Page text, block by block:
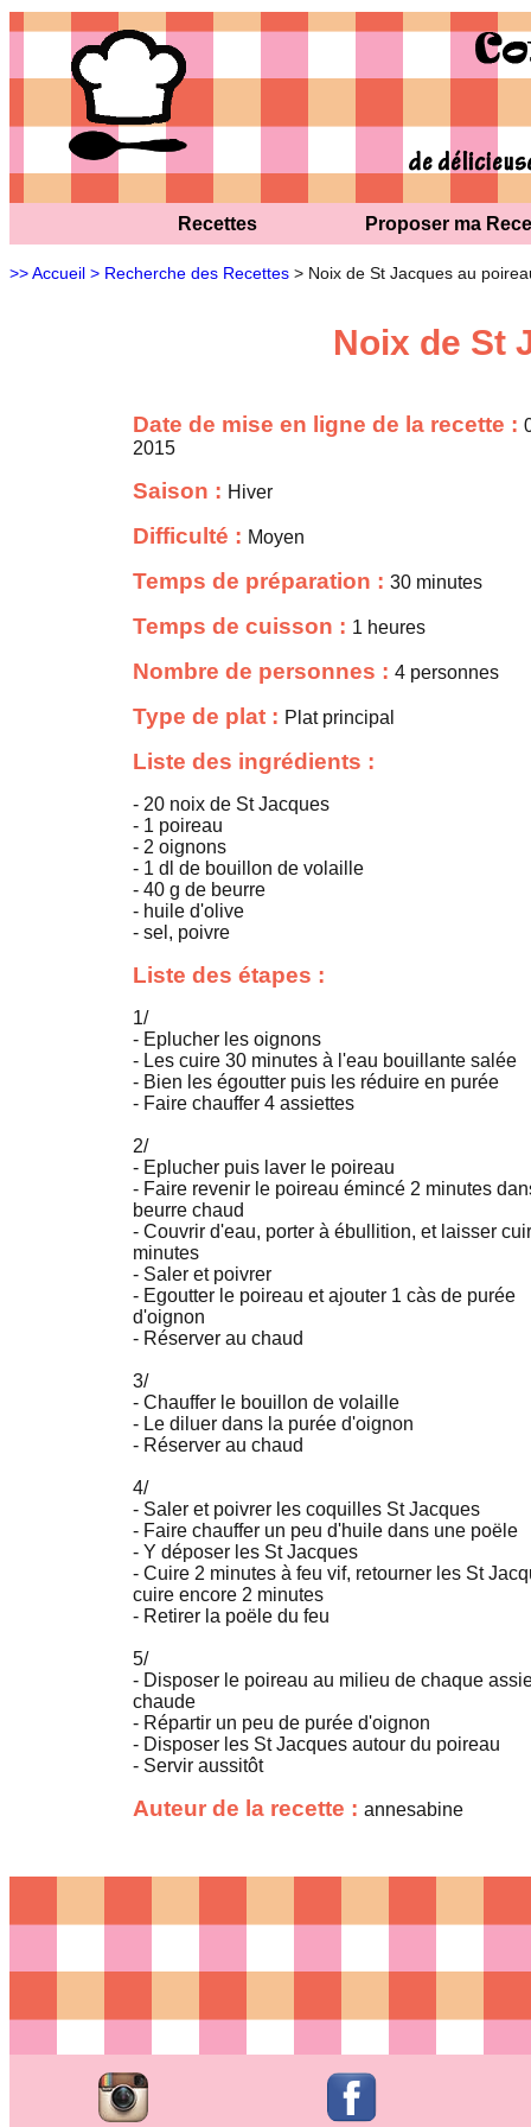
Recettes Proposer ma
>> Accueil > Recherche des Recettes > Noix de St Jacques au
Noix de St
Date de mise en ligne de la recette :
2015
Saison : Hiver
Difficulté : Moyen
Temps de préparation : 30 minutes
Temps de cuisson : 1 heures
Nombre de personnes : 4 personnes
Type de plat : Plat principal
Liste des ingrédients :
- 20 noix de St Jacques
- 1 poireau
- 2 oignons
- 1 dl de bouillon de volaille
- 40 g de beurre
- huile d'olive
- sel, poivre
Liste des étapes :
1/
- Eplucher les oignons
- Les cuire 30 minutes à l'eau bouillante salée
- Bien les égoutter puis les réduire en purée
- Faire chauffer 4 assiettes
2/
- Eplucher puis laver le poireau
- Faire revenir le poireau émincé 2 minutes
beurre chaud
- Couvrir d'eau, porter à ébullition, et laisser
minutes
- Saler et poivrer
- Egoutter le poireau et ajouter 1 càs de purée
d'oignon
- Réserver au chaud
3/
- Chauffer le bouillon de volaille
- Le diluer dans la purée d'oignon
- Réserver au chaud
4/
- Saler et poivrer les coquilles St Jacques
- Faire chauffer un peu d'huile dans une poële
- Y déposer les St Jacques
- Cuire 2 minutes à feu vif, retourner les St
cuire encore 2 minutes
- Retirer la poële du feu
5/
- Disposer le poireau au milieu de chaque
chaude
- Répartir un peu de purée d'oignon
- Disposer les St Jacques autour du poireau
- Servir aussitôt
Auteur de la recette : annesabine